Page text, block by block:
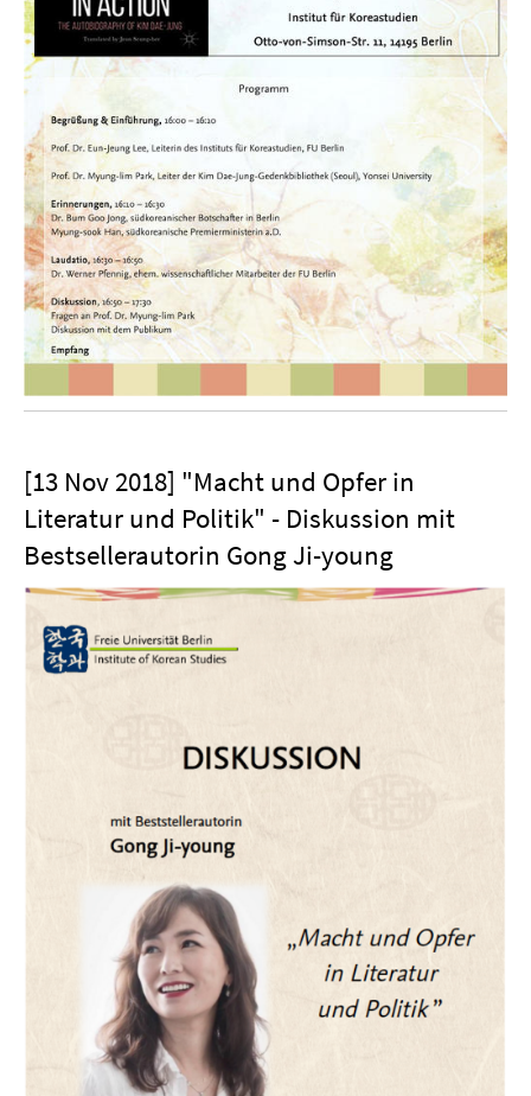
[13 Nov 2018] "Macht und Opfer in
Literatur und Politik" - Diskussion mit
Bestsellerautorin Gong Ji-young